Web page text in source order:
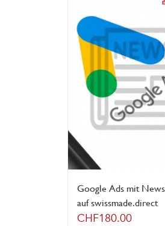
Google Ads mit
auf swissmade.direct
CHF180.00